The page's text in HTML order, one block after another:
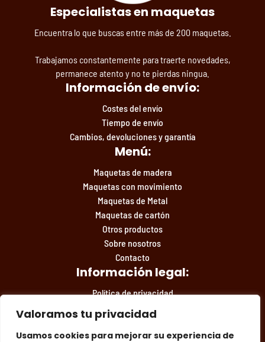
Valoramos tu privacidad
Usamos cookies para mejorar su experiencia de
Especialistas en maquetas
Encuentra lo que buscas entre más de 200 maquetas.
Trabajamos constantemente para traerte novedades,
permanece atento y no te pierdas ningua.
Información de envío:
Costes del envío
Tiempo de envío
Cambios, devoluciones y garantía
Menú:
Maquetas de madera
Maquetas con movimiento
Maquetas de Metal
Maquetas de cartón
Otros productos
Sobre nosotros
Contacto
Información legal:
Política de privacidad
Aviso legal